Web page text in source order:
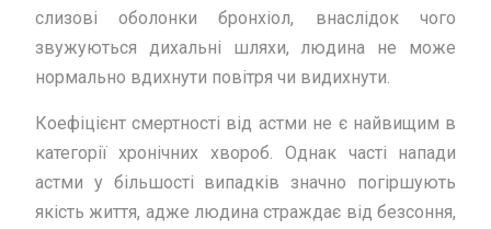
слизові оболонки бронхіол, внаслідок чого
звужуються дихальні шляхи, людина не може
нормально вдихнути повітря чи видихнути.
Коефіцієнт смертності від астми не є найвищим в
категорії хронічних хвороб. Однак часті напади
астми у більшості випадків значно погіршують
якість життя, адже людина страждає від безсоння,